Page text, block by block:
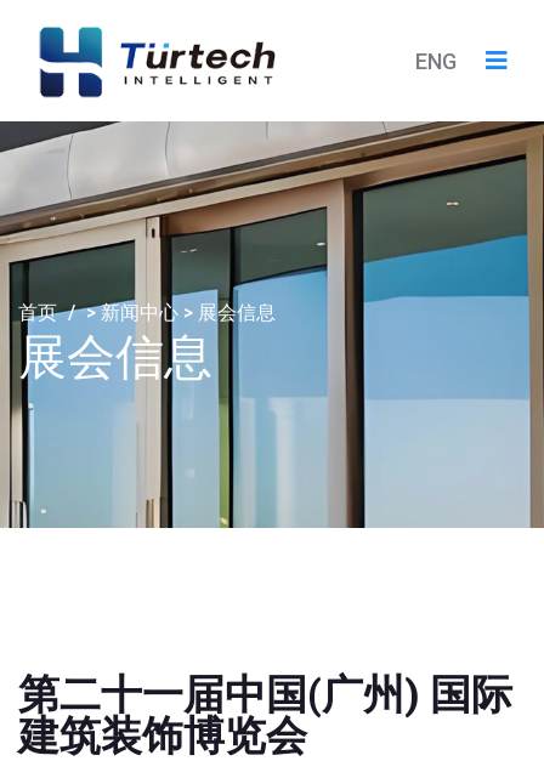
ENG
首页 / >新闻中心 > 展会信息
展会信息
第二十一届中国(广州) 国际
建筑装饰博览会